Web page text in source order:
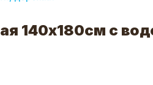
140х180см с